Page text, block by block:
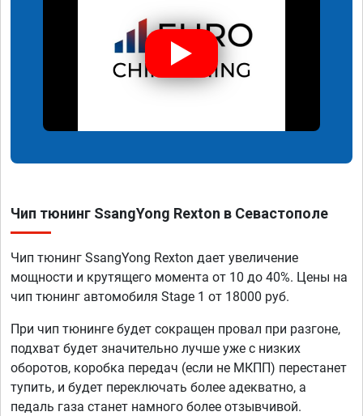
Чип тюнинг SsangYong Rexton в Севастополе
Чип тюнинг SsangYong Rexton дает увеличение
мощности и крутящего момента от 10 до 40%. Цены на
чип тюнинг автомобиля Stage 1 от 18000 руб.
При чип тюнинге будет сокращен провал при разгоне,
подхват будет значительно лучше уже с низких
оборотов, коробка передач (если не МКПП) перестанет
тупить, и будет переключать более адекватно, а
педаль газа станет намного более отзывчивой.